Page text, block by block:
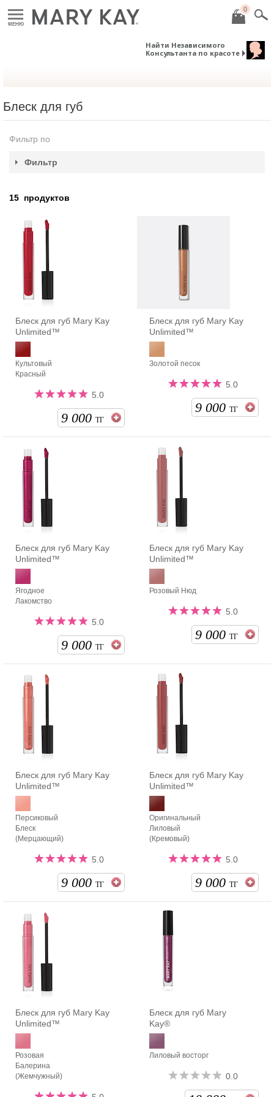
МЕНЮ
0
Найти Независимого
Консультанта по красоте
Блеск для губ
Фильтр по
Фильтр
15 продуктов
Блеск для губ Mary Kay
Unlimited™
Культовый
Красный
5.0
9 000 ТГ
Блеск для губ Mary Kay
Unlimited™
Золотой песок
5.0
9 000 ТГ
Блеск для губ Mary Kay
Unlimited™
Ягодное
Лакомство
5.0
9 000 ТГ
Блеск для губ Mary Kay
Unlimited™
Розовый Нюд
5.0
9 000 ТГ
Блеск для губ Mary Kay
Unlimited™
Персиковый
Блеск
(Мерцающий)
5.0
9 000 ТГ
Блеск для губ Mary Kay
Unlimited™
Оригинальный
Лиловый
(Кремовый)
5.0
9 000 ТГ
Блеск для губ Mary Kay
Unlimited™
Розовая
Балерина
(Жемчужный)
Блеск для губ Mary
Kay®
Лиловый восторг
0.0